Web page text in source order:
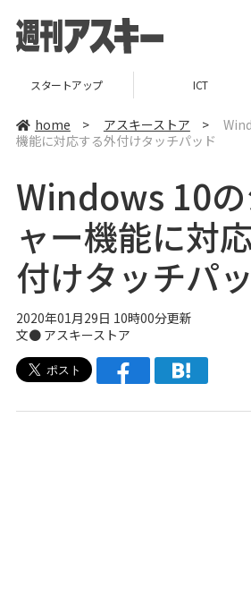
スタートアップ ICT
home > アスキーストア >
機能に対応する外付けタッチパッド
Windows 10
ャー機能に対
付けタッチパ
2020年01月29日 10時00分更新
文● アスキーストア